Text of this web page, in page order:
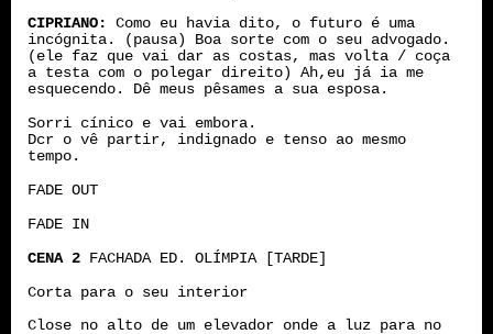
CIPRIANO:
Como eu havia dito, o futuro é uma
incógnita. (pausa) Boa sorte com o seu advogado.
(ele faz que vai dar as costas, mas volta / coça
a testa com o polegar direito) Ah,eu já ia me
esquecendo. Dê meus pêsames a sua esposa.
Sorri cínico e vai embora.
Dcr o vê partir, indignado e tenso ao mesmo
tempo.
FADE OUT
FADE IN
CENA 2 FACHADA ED. OLÍMPIA [TARDE]
Corta para o seu interior
Close no alto de um elevador onde a luz para no